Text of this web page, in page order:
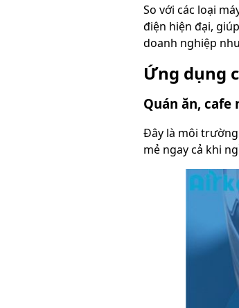
So với các loại
điện hiện đại,
doanh nghiệp
Ứng dụng
Quán ăn,
Đây là môi
mẻ ngay cả khi